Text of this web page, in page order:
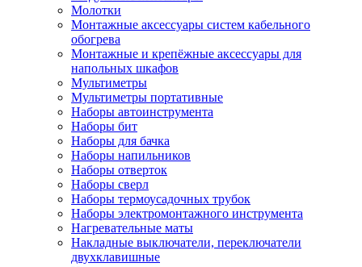
Молотки
Монтажные аксессуары систем кабельного
обогрева
Монтажные и крепёжные аксессуары для
напольных шкафов
Мультиметры
Мультиметры портативные
Наборы автоинструмента
Наборы бит
Наборы для бачка
Наборы напильников
Наборы отверток
Наборы сверл
Наборы термоусадочных трубок
Наборы электромонтажного инструмента
Нагревательные маты
Накладные выключатели, переключатели
двухклавишные